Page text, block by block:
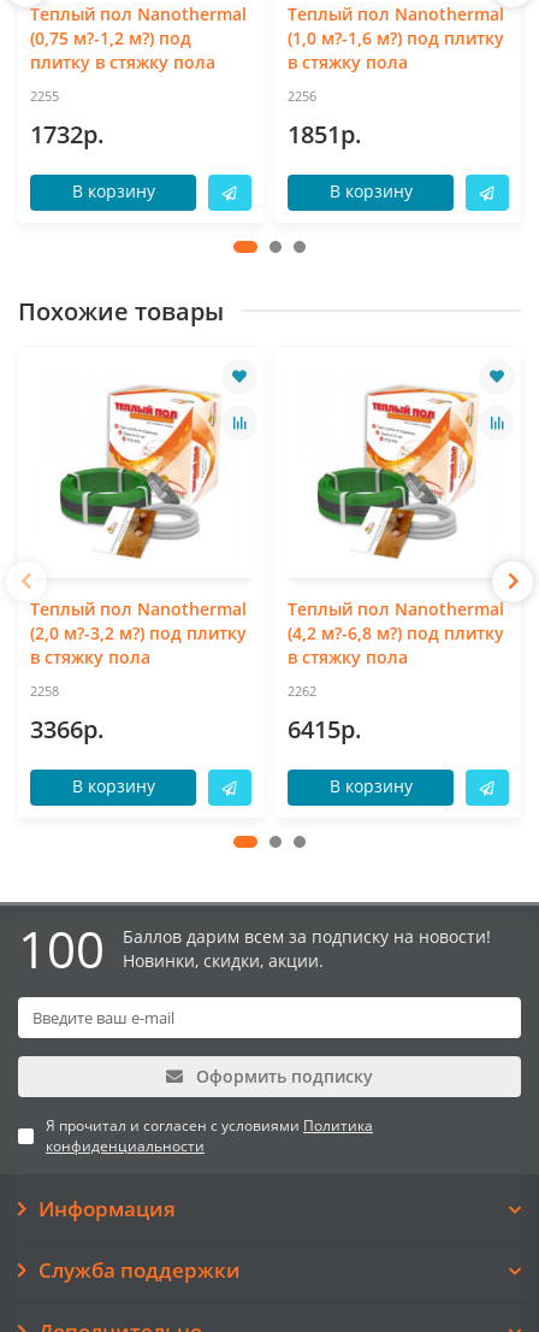
Теплый пол Nanothermal
(0,75 м?-1,2 м?) под
плитку в стяжку пола
2255
1732р.
В корзину
Теплый пол Nanothermal
(1,0 м?-1,6 м?) под плитку
в стяжку пола
2256
1851р.
В корзину
Похожие товары
Теплый пол Nanothermal
(2,0 м?-3,2 м?) под плитку
в стяжку пола
2258
3366р.
В корзину
Теплый пол Nanothermal
(4,2 м?-6,8 м?) под плитку
в стяжку пола
2262
6415р.
В корзину
100
Баллов дарим всем за подписку на новости!
Новинки, скидки, акции.
Оформить подписку
Я прочитал и согласен с условиями Политика
конфиденциальности
Информация
Служба поддержки